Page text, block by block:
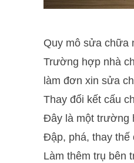
Quy mô sửa chữa
Trường hợp nhà
làm đơn xin sửa
Thay đổi kết cấu
Đây là một trường
Đập, phá, thay thế
Làm thêm trụ bên